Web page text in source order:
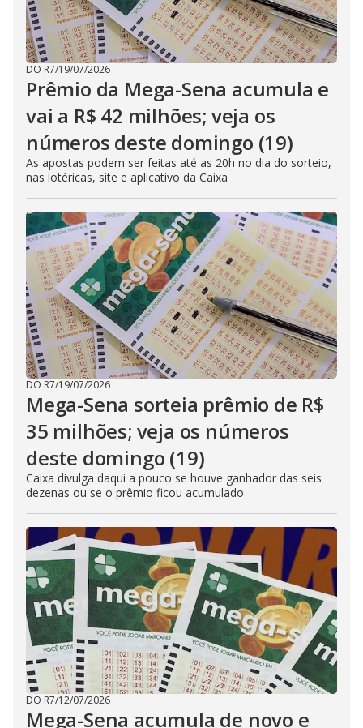
DO R7/19/07/2026
Prêmio da Mega-Sena acumula e
vai a R$ 42 milhões; veja os
números deste domingo (19)
As apostas podem ser feitas até as 20h no dia do sorteio,
nas lotéricas, site e aplicativo da Caixa
DO R7/19/07/2026
Mega-Sena sorteia prêmio de R$
35 milhões; veja os números
deste domingo (19)
Caixa divulga daqui a pouco se houve ganhador das seis
dezenas ou se o prêmio ficou acumulado
DO R7/12/07/2026
Mega-Sena acumula de novo e